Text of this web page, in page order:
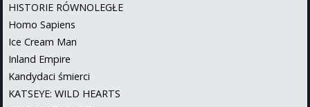
HISTORIE RÓWNOLEGŁE
Homo Sapiens
Ice Cream Man
Inland Empire
Kandydaci śmierci
KATSEYE: WILD HEARTS